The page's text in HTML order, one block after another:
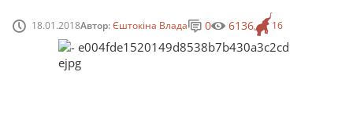
18.01.2018Автор:Єштокіна Влада 16
0 6136